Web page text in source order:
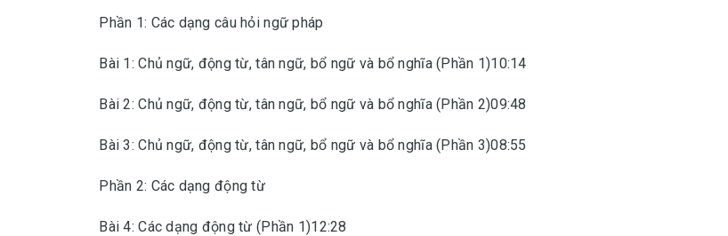
Phần 1: Các dạng câu hỏi ngữ pháp
Bài 1: Chủ ngữ, động từ, tân ngữ, bổ ngữ và bổ nghĩa (Phần 1)10:14
Bài 2: Chủ ngữ, động từ, tân ngữ, bổ ngữ và bổ nghĩa (Phần 2)09:48
Bài 3: Chủ ngữ, động từ, tân ngữ, bổ ngữ và bổ nghĩa (Phần 3)08:55
Phần 2: Các dạng động từ
Bài 4: Các dạng động từ (Phần 1)12:28